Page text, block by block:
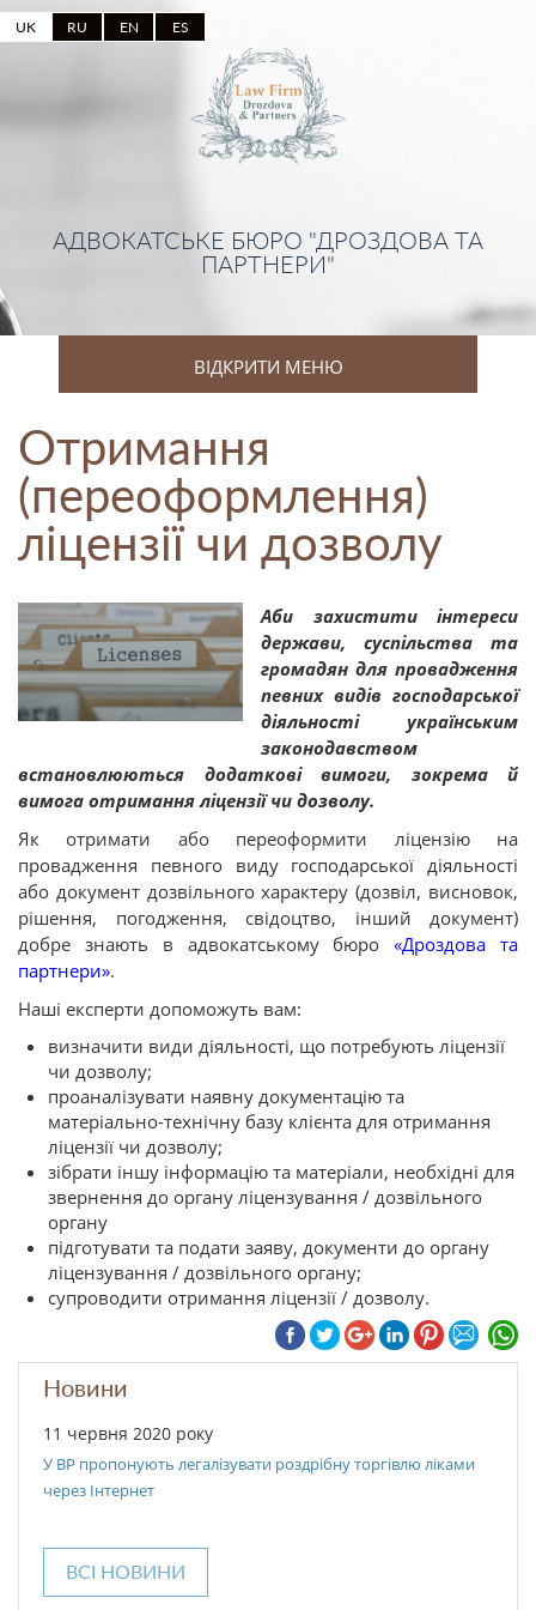
UK RU EN ES
АДВОКАТСЬКЕ БЮРО "ДРОЗДОВА ТА
ПАРТНЕРИ"
ВІДКРИТИ МЕНЮ
Новини
11 червня 2020 року
У ВР пропонують легалізувати роздрібну торгівлю ліками
через Інтернет
ВСІ НОВИНИ
Отримання
(переоформлення)
ліцензії чи дозволу
Аби захистити інтереси
держави, суспільства та
громадян для провадження
певних видів господарської
діяльності українським
законодавством
встановлюються додаткові вимоги, зокрема й
вимога отримання ліцензії чи дозволу.
Як отримати або переоформити ліцензію на
провадження певного виду господарської діяльності
або документ дозвільного характеру (дозвіл, висновок,
рішення, погодження, свідоцтво, інший документ)
добре знають в адвокатському бюро«Дроздова та
партнери».
Наші експерти допоможуть вам:
визначити види діяльності, що потребують ліцензії
чи дозволу;
проаналізувати наявну документацію та
матеріально-технічну базу клієнта для отримання
ліцензії чи дозволу;
зібрати іншу інформацію та матеріали, необхідні для
звернення до органу ліцензування / дозвільного
органу
підготувати та подати заяву, документи до органу
ліцензування / дозвільного органу;
супроводити отримання ліцензії / дозволу.